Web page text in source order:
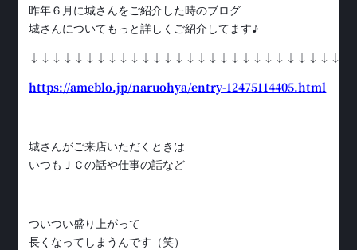
昨年６月に城さんをご紹介した時のブログ
城さんについてもっと詳しくご紹介してます♪
https://ameblo.jp/naruohya/entry-12475114405.html
城さんがご来店いただくときは
いつもＪＣの話や仕事の話など
ついつい盛り上がって
長くなってしまうんです（笑）